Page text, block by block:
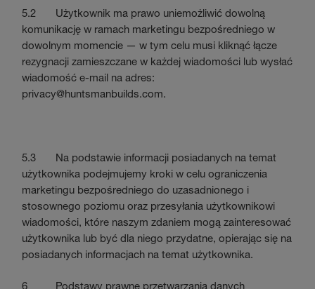
5.2 Użytkownik ma prawo uniemożliwić dowolną
komunikację w ramach marketingu bezpośredniego w
dowolnym momencie — w tym celu musi kliknąć łącze
rezygnacji zamieszczane w każdej wiadomości lub wysłać
wiadomość e-mail na adres:
privacy@huntsmanbuilds.com.
5.3 Na podstawie informacji posiadanych na temat
użytkownika podejmujemy kroki w celu ograniczenia
marketingu bezpośredniego do uzasadnionego i
stosownego poziomu oraz przesyłania użytkownikowi
wiadomości, które naszym zdaniem mogą zainteresować
użytkownika lub być dla niego przydatne, opierając się na
posiadanych informacjach na temat użytkownika.
6 Podstawy prawne przetwarzania danych